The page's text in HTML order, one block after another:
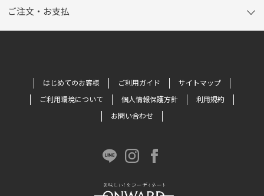
ご注文・お支払
はじめてのお客様 ご利用ガイド
サイトマップ
ご利用環境について
個人情報保護方針
利用規約
お問い合わせ